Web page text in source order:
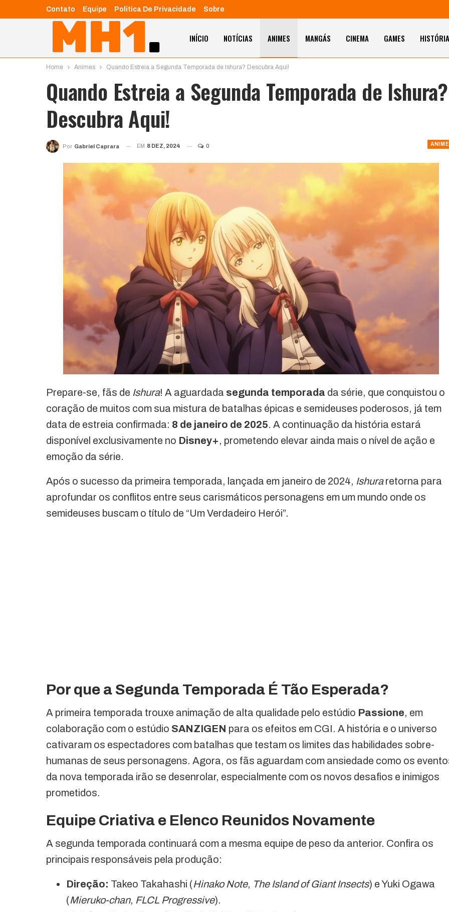
Contato Equipe Política De Privacidade Sobre
INÍCIO NOTÍCIAS ANIMES MANGÁS CINEMA GAMES HISTÓRIA
Home Animes Quando Estreia a Segunda Temporada de Ishura? Descubra Aqui!
Quando Estreia a Segunda Temporada de Ishura?
Descubra Aqui!
Por Gabriel Caprara EM 8 DEZ, 2024 0
Prepare-se, fãs de Ishura! A aguardada segunda temporada da série, que conquistou o
coração de muitos com sua mistura de batalhas épicas e semideuses poderosos, já tem
data de estreia confirmada: 8 de janeiro de 2025. A continuação da história estará
disponível exclusivamente no Disney+, prometendo elevar ainda mais o nível de ação e
emoção da série.
Após o sucesso da primeira temporada, lançada em janeiro de 2024, Ishuraretorna para
aprofundar os conflitos entre seus carismáticos personagens em um mundo onde os
semideuses buscam o título de “Um Verdadeiro Herói”.
Por que a Segunda Temporada É Tão Esperada?
A primeira temporada trouxe animação de alta qualidade pelo estúdio Passione, em
colaboração com o estúdio SANZIGEN para os efeitos em CGI. A história e o universo
cativaram os espectadores com batalhas que testam os limites das habilidades sobre-
humanas de seus personagens. Agora, os fãs aguardam com ansiedade como os
da nova temporada irão se desenrolar, especialmente com os novos desafios e inimigos
prometidos.
Equipe Criativa e Elenco Reunidos Novamente
A segunda temporada continuará com a mesma equipe de peso da anterior. Confira os
principais responsáveis pela produção:
Direção: Takeo Takahashi (Hinako Note, The Island of Giant Insects) e Yuki Ogawa
(Mieruko-chan, FLCL Progressive).